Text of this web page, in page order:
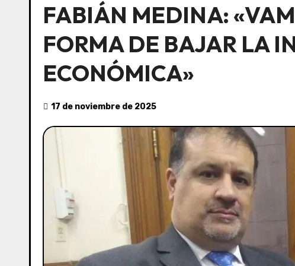
FABIÁN MEDINA:
FORMA DE BAJAR LA
ECONÓMICA»
17 de noviembre de 2025